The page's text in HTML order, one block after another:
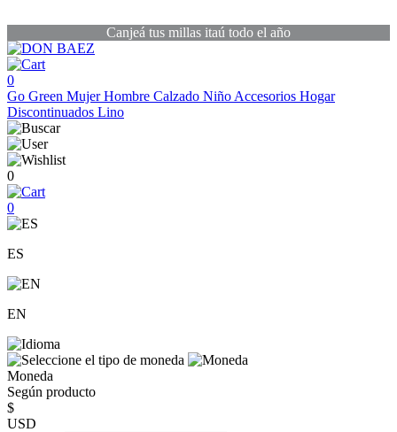
Canjeá tus millas itaú todo el año
0
Go Green MujerHombre Calzado Niño Accesorios Hogar
Discontinuados Lino
0
0
ES
EN
Moneda
Según producto
$
USD